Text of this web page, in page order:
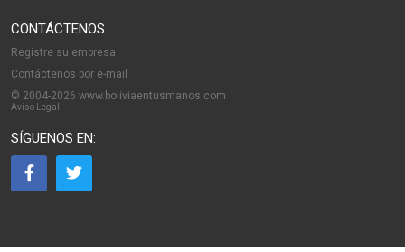
CONTÁCTENOS
Registre su empresa
Contáctenos por e-mail
© 2004-2026 www.boliviaentusmanos.com
Aviso Legal
SÍGUENOS EN: